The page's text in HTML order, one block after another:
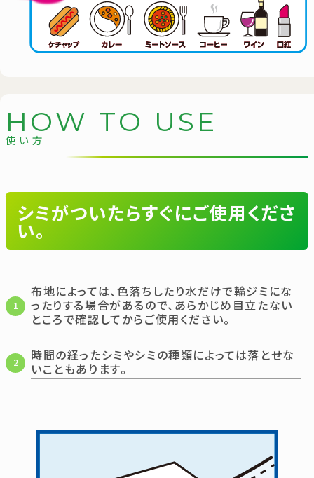
H OW TO US E
使い方
シミがついたらすぐにご使用くださ
い。
1
布地によっては、色落ちしたり水だけで輪ジミにな
ったりする場合があるので、あらかじめ目立たない
ところで確認してからご使用ください。
2
時間の経ったシミやシミの種類によっては落とせな
いこともあります。